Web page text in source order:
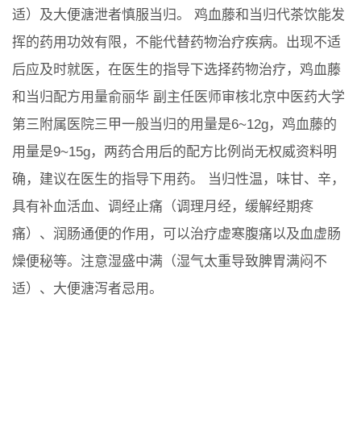
适）及大便溏泄者慎服当归。 鸡血藤和当归代茶饮能发
挥的药用功效有限，不能代替药物治疗疾病。出现不适
后应及时就医，在医生的指导下选择药物治疗，鸡血藤
和当归配方用量俞丽华 副主任医师审核北京中医药大学
第三附属医院三甲一般当归的用量是6~12g，鸡血藤的
用量是9~15g，两药合用后的配方比例尚无权威资料明
确，建议在医生的指导下用药。 当归性温，味甘、辛，
具有补血活血、调经止痛（调理月经，缓解经期疼
痛）、润肠通便的作用，可以治疗虚寒腹痛以及血虚肠
燥便秘等。注意湿盛中满（湿气太重导致脾胃满闷不
适）、大便溏泻者忌用。